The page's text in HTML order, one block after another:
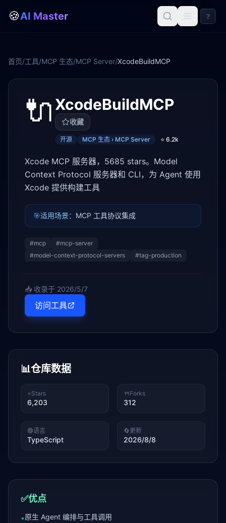
🍪AI Master ?
首页/工具/MCP 生态/MCP Server/XcodeBuildMCP
🔌 XcodeBuildMCP
收藏
开源 MCP 生态 › MCP Server ⭐ 6.2k
Xcode MCP 服务器，5685 stars。Model
Context Protocol 服务器和 CLI，为 Agent 使用
Xcode 提供构建工具
🎯适用场景： MCP 工具协议集成
#mcp #mcp-server
#model-context-protocol-servers #tag-production
📥 收录于 2026/5/7
访问工具
📊仓库数据
⭐Stars
6,203
🍴 Forks
312
🟢语言
TypeScript
🔄更新
2026/8/8
✅优点
•原生 Agent 编排与工具调用